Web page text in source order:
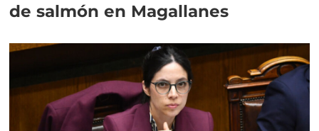
de salmón en Magallanes